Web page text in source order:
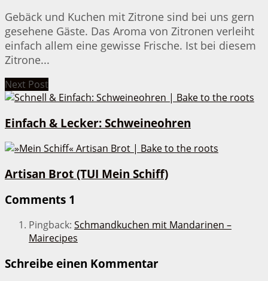
Gebäck und Kuchen mit Zitrone sind bei uns gern
gesehene Gäste. Das Aroma von Zitronen verleiht
einfach allem eine gewisse Frische. Ist bei diesem
Zitrone...
Next Post
Einfach & Lecker: Schweineohren
Artisan Brot (TUI Mein Schiff)
Comments 1
Pingback: Schmandkuchen mit Mandarinen –
Mairecipes
Schreibe einen Kommentar